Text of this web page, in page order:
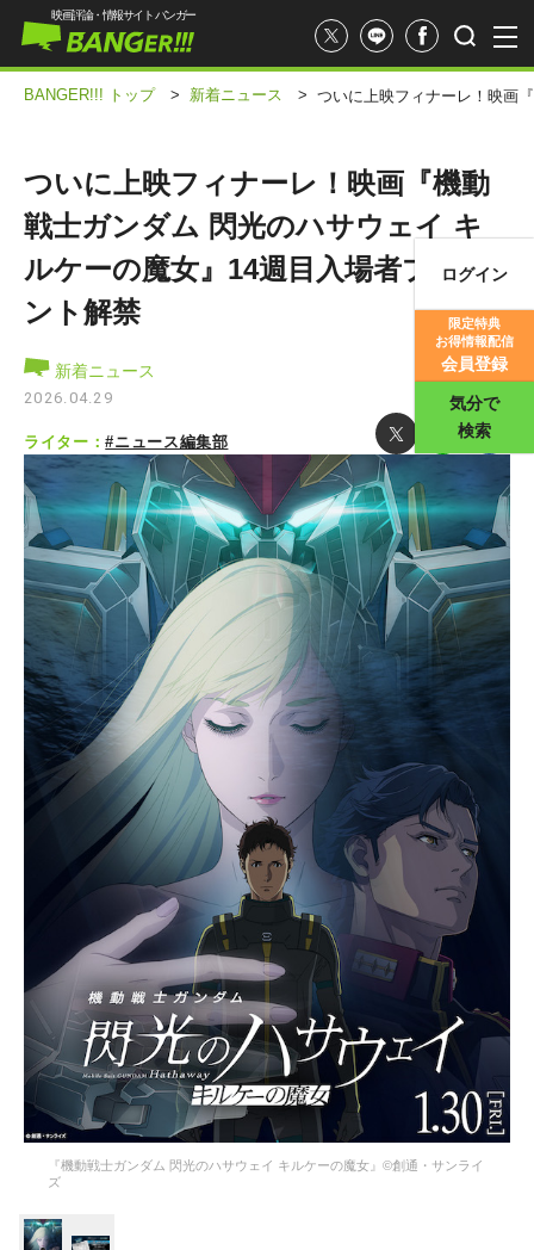
映画評論・情報サイト バンガー
ログイン
限定特典
お得情報配信
会員登録
気分で
検索
BANGER!!! トップ > 新着ニュース > ついに上映フィナーレ！映画
ついに上映フィナーレ！映画『機動
戦士ガンダム 閃光のハサウェイ キ
ルケーの魔女』14週目入場者プレゼ
ント解禁
新着ニュース
2026.04.29
ライター：#ニュース編集部
『機動戦士ガンダム 閃光のハサウェイ キルケーの魔女』©創通・サンライ
ズ